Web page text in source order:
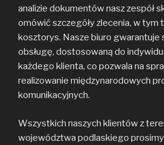
analizie dokumentów nasz zespół
omówić szczegóły zlecenia, w tym
kosztorys. Nasze biuro gwarantuje
obsługę, dostosowaną do
każdego klienta, co pozwala na
realizowanie międzynarodowych
komunikacyjnych.
Wszystkich naszych klientów z
województwa podlaskiego